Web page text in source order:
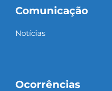
Comunicação
Notícias
Ocorrências